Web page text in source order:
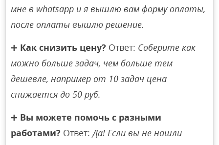
мне в whatsapp и я вышлю вам форму оплаты,
после оплаты вышлю решение.
➕ Как снизить цену? Ответ: Соберите как
можно больше задач, чем больше тем
дешевле, например от 10 задач цена
снижается до 50 руб.
➕ Вы можете помочь с разными
работами? Ответ:Да! Если вы не нашли